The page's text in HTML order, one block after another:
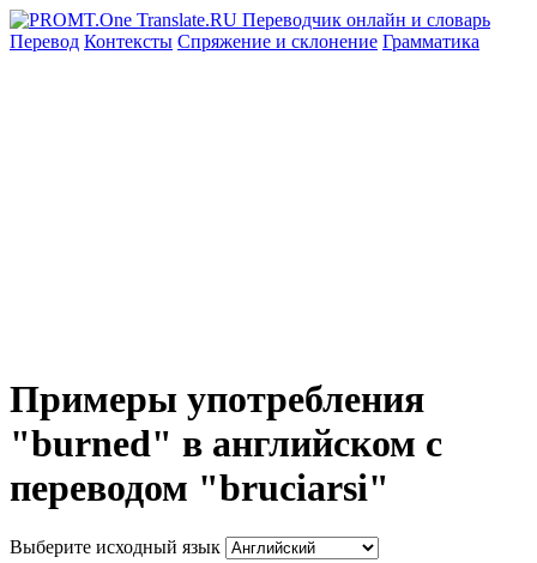
Перевод Контексты Спряжение и склонение Грамматика
Примеры употребления
"burned" в английском с
переводом "bruciarsi"
Выберите исходный язык